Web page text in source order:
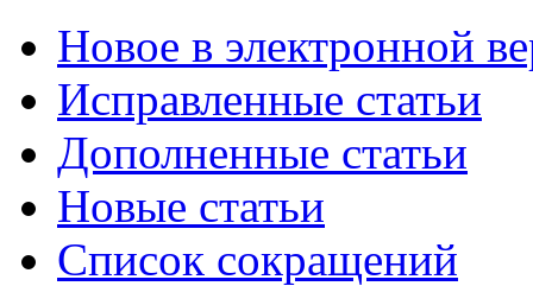
Новое в электронной
Исправленные статьи
Дополненные статьи
Новые статьи
Список сокращений